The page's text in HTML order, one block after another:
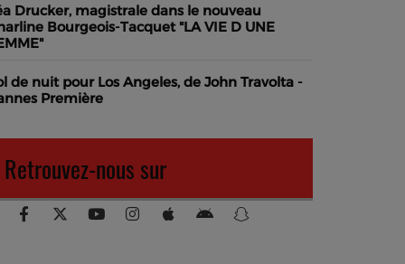
Drucker, magistrale dans le nouveau
Bourgeois-Tacquet "LA VIE D UNE
de nuit pour Los Angeles, de John Travolta -
Première
Retrouvez-nous sur